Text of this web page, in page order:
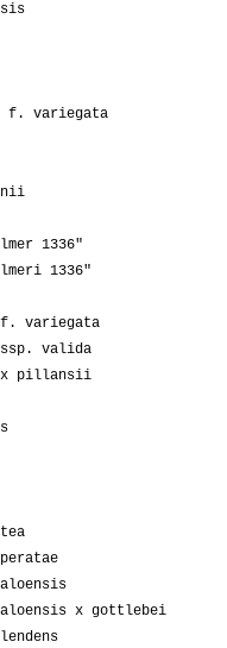
f. variegata
1336"
1336"
f. variegata
valida
x pillansii
x gottlebei